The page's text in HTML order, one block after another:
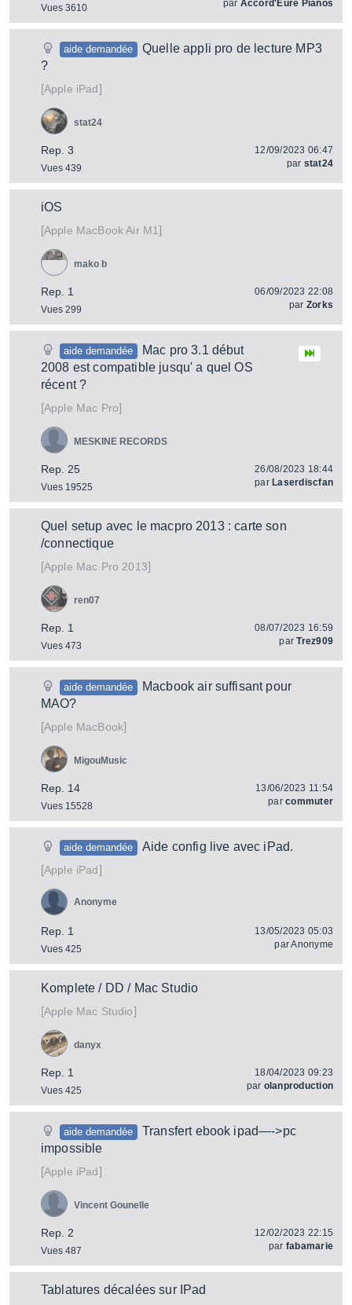
Vues 3610 par Accord'Eure Pianos
aide demandée
Quelle appli pro de lecture MP3
?
[Apple iPad]
Rep. 3
Vues 439
stat24
12/09/2023 06:47
par stat24
iOS
[Apple MacBook Air M1]
Rep. 1
Vues 299
mako b
06/09/2023 22:08
par Zorks
aide demandée
Mac pro 3.1 début
2008 est compatible jusqu' a quel OS
récent ?
[Apple Mac Pro]
Rep. 25
Vues 19525
MESKINE RECORDS
26/08/2023 18:44
par Laserdiscfan
Quel setup avec le macpro 2013 : carte son
/connectique
[Apple Mac Pro 2013]
Rep. 1
Vues 473
ren07
08/07/2023 16:59
parTrez909
aide demandée
Macbook air suffisant pour
MAO?
[Apple MacBook]
Rep. 14
Vues 15528
MigouMusic
13/06/2023 11:54
parcommuter
aide demandée
Aide config live avec iPad.
[Apple iPad]
Rep. 1
Vues 425
Anonyme
13/05/2023 05:03
parAnonyme
Komplete / DD / Mac Studio
[Apple Mac Studio]
Rep. 1
Vues 425
danyx
18/04/2023 09:23
par olanproduction
aide demandée
Transfert ebook ipad—->pc
impossible
[Apple iPad]
Rep. 2
Vues 487
Vincent Gounelle
12/02/2023 22:15
par fabamarie
Tablatures décalées sur IPad